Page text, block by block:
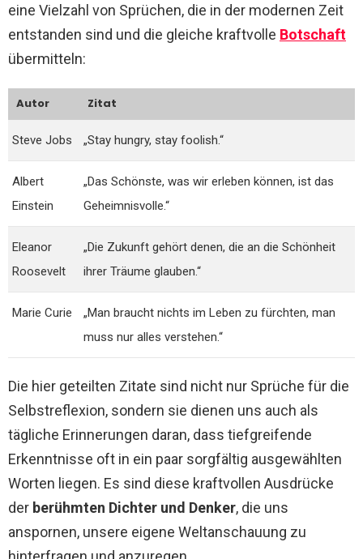
eine Vielzahl von Sprüchen, die in der modernen Zeit
entstanden sind und die gleiche kraftvolle Botschaft
übermitteln:
Autor Zitat
Steve Jobs „Stay hungry, stay foolish.“
Albert
Einstein
„Das Schönste, was wir erleben können, ist das
Geheimnisvolle.“
Eleanor
Roosevelt
„Die Zukunft gehört denen, die an die Schönheit
ihrer Träume glauben.“
Marie Curie
„Man braucht nichts im Leben zu fürchten, man
muss nur alles verstehen.“
Die hier geteilten Zitate sind nicht nur Sprüche für die
Selbstreflexion, sondern sie dienen uns auch als
tägliche Erinnerungen daran, dass tiefgreifende
Erkenntnisse oft in ein paar sorgfältig ausgewählten
Worten liegen. Es sind diese kraftvollen Ausdrücke
der berühmten Dichter und Denker, die uns
anspornen, unsere eigene Weltanschauung zu